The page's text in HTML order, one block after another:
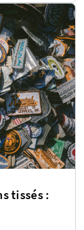
tissés :